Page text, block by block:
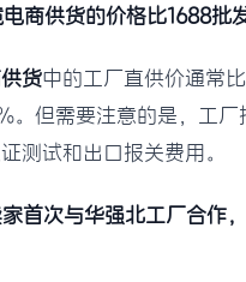
商供货的价格比1688批
货中的工厂直供价通常
。但需要注意的是，工厂
测试和出口报关费用。
首次与华强北工厂合作